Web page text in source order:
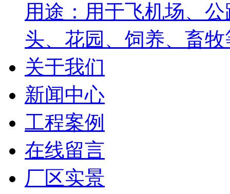
用途：用于飞机场、
头、花园、饲养、畜
关于我们
新闻中心
工程案例
在线留言
厂区实景